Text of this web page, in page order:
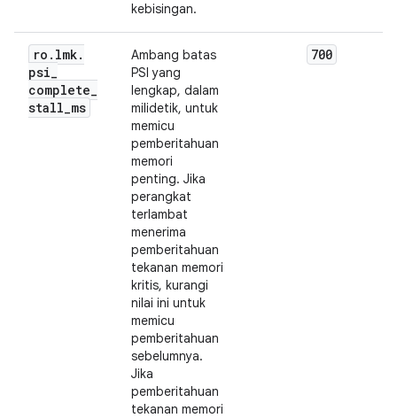
kebisingan.
ro . lmk.
psi_
complete_
stall_ms
Ambang batas
PSI yang
lengkap, dalam
milidetik, untuk
memicu
pemberitahuan
memori
penting. Jika
perangkat
terlambat
menerima
pemberitahuan
tekanan memori
kritis, kurangi
nilai ini untuk
memicu
pemberitahuan
sebelumnya.
Jika
pemberitahuan
tekanan memori
700